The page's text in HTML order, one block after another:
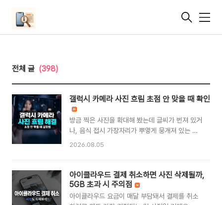
메
전체 글 (398)
갤럭시 카메라 사진 흐림 초점 안 맞을 때 확인
방금 찍은 사진을 확대해 봤는데 글씨가 번져 있거
나, 음식 접시 가장자리가 뿌옇게 뭉개져 있는 경
우가 있어요. 갤럭시 카메라 사진이 흐리게 나오는
은 소프트웨어 설정 세 가지에 몰려 있습니다. 기
기 고장으로 이어지는 경우는 생각보다 드문 편이
에요. 같은 흐림이라도 화면 전체가 뿌연 것과 가
2026.08.05
아이클라우드 결제 취소하면 사진 삭제될까,
5GB 초과 시 주의점
아이클라우드 요금이 매달 부담돼서 결제를 취소